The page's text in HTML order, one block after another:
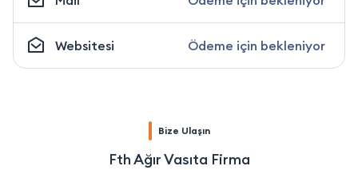
Websitesi Ödeme için bekleniyor
Bize Ulaşın
Fth Ağır Vasıta Firma